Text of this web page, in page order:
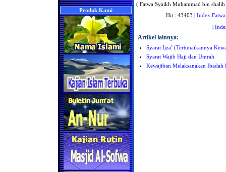
Produk Kami
( Fatwa Syaikh Muhammad bin
Hit : 43403 | Index Fatwa
|
Artikel lainnya:
Syarat Ijza’ (Tertunaikannya
Syarat Wajib Haji dan Umrah
Kewajiban Melaksanakan